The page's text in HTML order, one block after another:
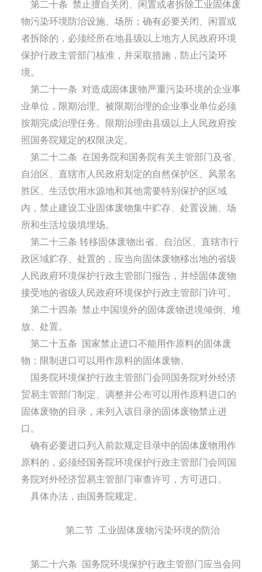
第二十条 禁止擅自关闭、闲置或者拆除工业固体废
物污染环境防治设施、场所；确有必要关闭、闲置或
者拆除的，必须经所在地县级以上地方人民政府环境
保护行政主管部门核准，并采取措施，防止污染环
境。
第二十一条 对造成固体废物严重污染环境的企业事
业单位，限期治理。被限期治理的企业事业单位必须
按期完成治理任务。限期治理由县级以上人民政府按
照国务院规定的权限决定。
第二十二条 在国务院和国务院有关主管部门及省、
自治区、直辖市人民政府划定的自然保护区、风景名
胜区、生活饮用水源地和其他需要特别保护的区域
内，禁止建设工业固体废物集中贮存、处置设施、场
所和生活垃圾填埋场。
第二十三条 转移固体废物出省、自治区、直辖市行
政区域贮存、处置的，应当向固体废物移出地的省级
人民政府环境保护行政主管部门报告，并经固体废物
接受地的省级人民政府环境保护行政主管部门许可。
第二十四条 禁止中国境外的固体废物进境倾倒、堆
放、处置。
第二十五条
国家禁止进口不能用作原料的固体废
物；限制进口可以用作原料的固体废物。
国务院环境保护行政主管部门会同国务院对外经济
贸易主管部门制定、调整并公布可以用作原料进口的
固体废物的目录，未列入该目录的固体废物禁止进
口。
确有必要进口列入前款规定目录中的固体废物用作
原料的，必须经国务院环境保护行政主管部门会同国
务院对外经济贸易主管部门审查许可，方可进口。
具体办法，由国务院规定。
第二节 工业固体废物污染环境的防治
第二十六条
国务院环境保护行政主管部门应当会同